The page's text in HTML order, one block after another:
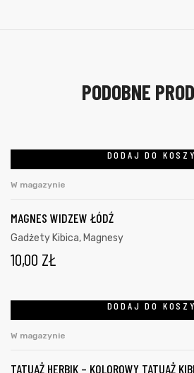
PODOBNE
DODAJ DO
W magazynie
MAGNES WIDZEW ŁÓDŹ
Gadżety Kibica, Magnesy
10,00 ZŁ
DODAJ DO
W magazynie
TATUAŻ HERBIK – KOLOROWY TATUAŻ